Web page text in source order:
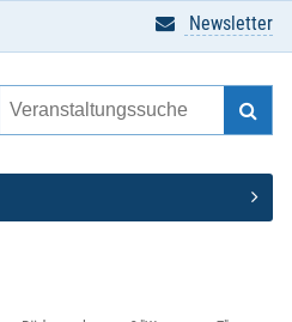
Newsletter